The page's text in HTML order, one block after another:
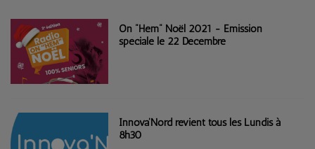
On "Hem" Noël 2021 - Emission
spéciale le 22 Décembre
Innova'Nord revient tous les Lundis à
8h30